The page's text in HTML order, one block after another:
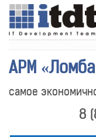
АРМ
самое
8